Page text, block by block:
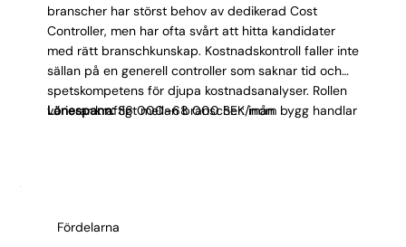
branscher har störst behov av dedikerad Cost
Controller, men har ofta svårt att hitta kandidater
med rätt branschkunskap. Kostnadskontroll faller inte
sällan på en generell controller som saknar tid och
spetskompetens för djupa kostnadsanalyser. Rollen
varierar kraftigt mellan branscher: inom bygg handlar
kostnadsfokus, särskilt SAP CO-modulen, IFS eller
Lönespann:36 000–68 000 SEK/mån
Fördelarna